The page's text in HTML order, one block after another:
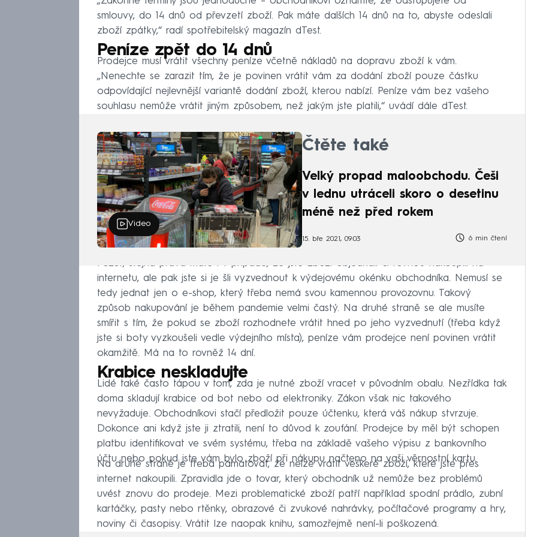
smlouvy, do 14 dnů od převzetí zboží. Pak máte dalších 14 dnů na to, abyste odeslali
zboží zpátky,“ radí spotřebitelský magazín dTest.
Peníze zpět do 14 dnů
Prodejce musí vrátit všechny peníze včetně nákladů na dopravu zboží k vám.
„Nenechte se zarazit tím, že je povinen vrátit vám za dodání zboží pouze částku
odpovídající nejlevnější variantě dodání zboží, kterou nabízí. Peníze vám bez vašeho
souhlasu nemůže vrátit jiným způsobem, než jakým jste platili,“ uvádí dále dTest.
Video
Čtěte také
Velký propad maloobchodu. Češi
v lednu utráceli skoro o desetinu
méně než před rokem
15. bře 2021, 09:03 6 min čtení
Pozor, stejná práva máte i v případě, že jste zboží objednali či rovnou nakoupili na
internetu, ale pak jste si je šli vyzvednout k výdejovému okénku obchodníka. Nemusí se
tedy jednat jen o e-shop, který třeba nemá svou kamennou provozovnu. Takový
způsob nakupování je během pandemie velmi častý. Na druhé straně se ale musíte
smířit s tím, že pokud se zboží rozhodnete vrátit hned po jeho vyzvednutí (třeba když
jste si boty vyzkoušeli vedle výdejního místa), peníze vám prodejce není povinen vrátit
okamžitě. Má na to rovněž 14 dní.
Krabice neskladujte
Lidé také často tápou v tom, zda je nutné zboží vracet v původním obalu. Nezřídka tak
doma skladují krabice od bot nebo od elektroniky. Zákon však nic takového
nevyžaduje. Obchodníkovi stačí předložit pouze účtenku, která váš nákup stvrzuje.
Dokonce ani když jste ji ztratili, není to důvod k zoufání. Prodejce by měl být schopen
platbu identifikovat ve svém systému, třeba na základě vašeho výpisu z bankovního
účtu nebo pokud jste vám bylo zboží při nákupu načteno na vaši věrnostní kartu.
Na druhé straně je třeba pamatovat, že nelze vrátit veškeré zboží, které jste přes
internet nakoupili. Zpravidla jde o tovar, který obchodník už nemůže bez problémů
uvést znovu do prodeje. Mezi problematické zboží patří například spodní prádlo, zubní
kartáčky, pasty nebo rtěnky, obrazové či zvukové nahrávky, počítačové programy a hry,
noviny či časopisy. Vrátit lze naopak knihu, samozřejmě není-li poškozená.